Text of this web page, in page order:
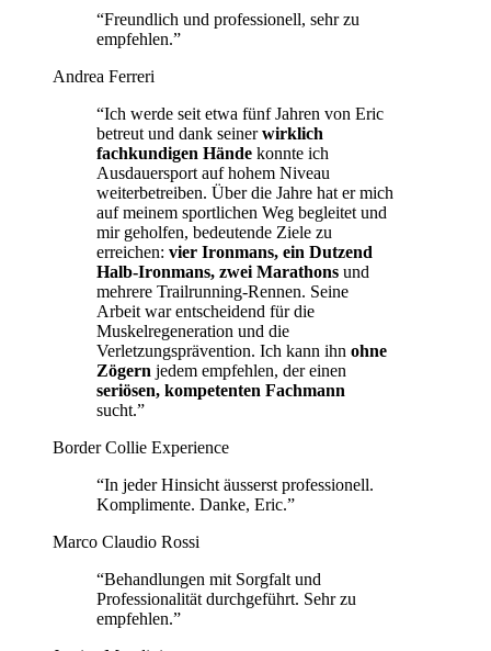
“Freundlich und professionell, sehr zu
empfehlen.”
Andrea Ferreri
“Ich werde seit etwa fünf Jahren von Eric
betreut und dank seinerwirklich
fachkundigen Hände konnte ich
Ausdauersport auf hohem Niveau
weiterbetreiben. Über die Jahre hat er mich
auf meinem sportlichen Weg begleitet und
mir geholfen, bedeutende Ziele zu
erreichen: vier Ironmans, ein Dutzend
Halb-Ironmans, zwei Marathons und
mehrere Trailrunning-Rennen. Seine
Arbeit war entscheidend für die
Muskelregeneration und die
Verletzungsprävention. Ich kann ihn ohne
Zögern jedem empfehlen, der einen
seriösen, kompetenten Fachmann
sucht.”
Border Collie Experience
“In jeder Hinsicht äusserst professionell.
Komplimente. Danke, Eric.”
Marco Claudio Rossi
“Behandlungen mit Sorgfalt und
Professionalität durchgeführt. Sehr zu
empfehlen.”